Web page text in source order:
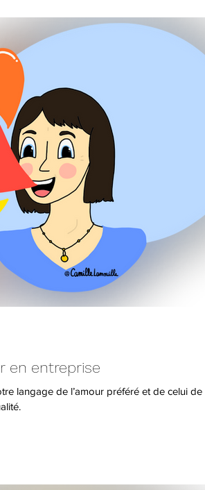
en entreprise
langage de l’amour préféré et de celui de